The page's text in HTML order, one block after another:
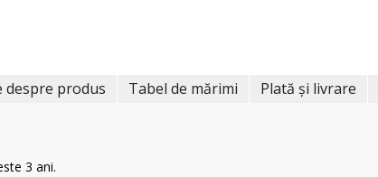
despre produs Tabel de mărimi Plată și livrare
3 ani.